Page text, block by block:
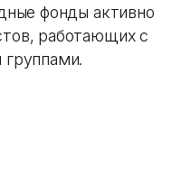
фонды активно
работающих с